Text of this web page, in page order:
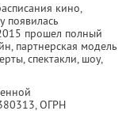
кино,
появилась
прошел полный
партнерская модель
спектакли, шоу,
, ОГРН